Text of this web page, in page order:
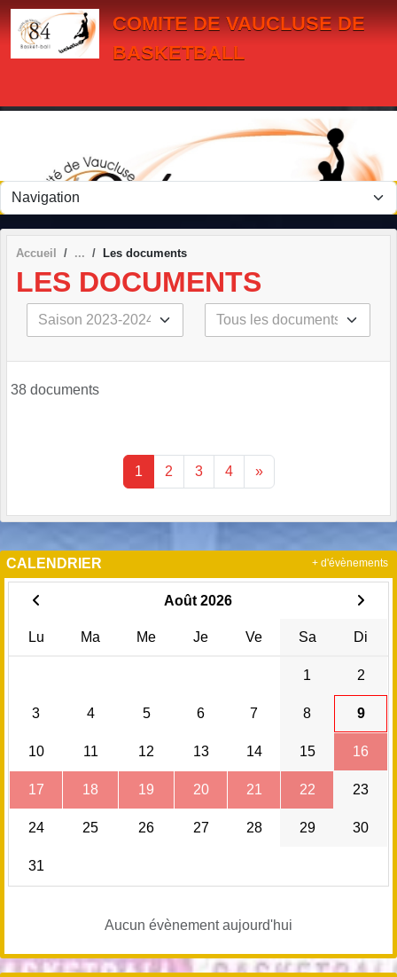
COMITE DE VAUCLUSE DE
BASKETBALL
Accueil Les documents
LES DOCUMENTS
38 documents
1 2 3 4 »
CALENDRIER
Août 2026
Lu Ma Me Je Ve Sa Di
1 2
3 4 5 6 7 8 9
10 11 12 13 14 15 16
17 18 19 20 21 22 23
24 25 26 27 28 29 30
31
Aucun évènement aujourd'hui
+ d'évènements
Panneau de gestion des cookies